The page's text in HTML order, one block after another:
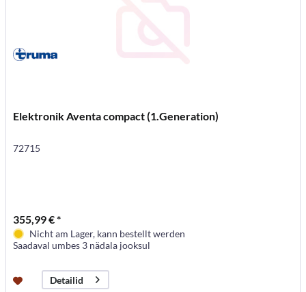
Elektronik Aventa compact (1.Generation)
72715
355,99 € *
Nicht am Lager, kann bestellt werden
Saadaval umbes 3 nädala jooksul
Detailid